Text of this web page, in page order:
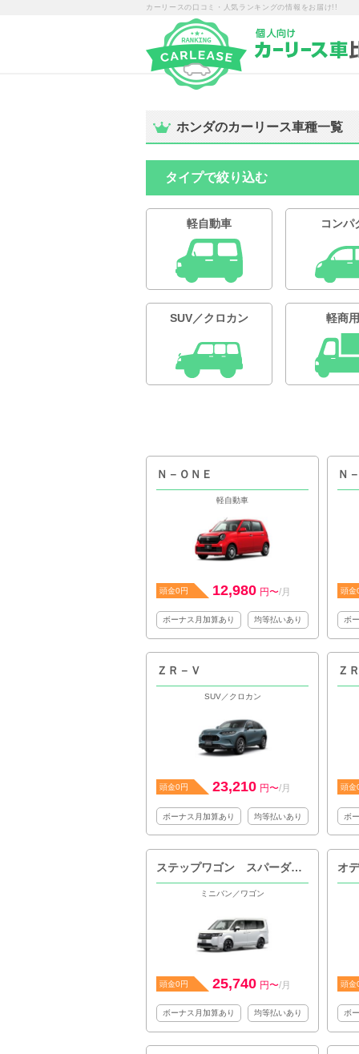
カーリースの口コミ・人気ランキングの情報をお届け!!
ホンダのカーリース車種一覧
タイプで絞り込む
軽自動車 コンパ
SUV／クロカン 軽商
Ｎ－ＯＮＥ
軽自動車
頭金0円 12,980 円〜/月
ボーナス月加算あり 均等払いあり
Ｎ
頭金
ボ
ＺＲ－Ｖ
SUV／クロカン
頭金0円 23,210 円〜/月
ボーナス月加算あり 均等払いあり
Ｚ
頭金
ボ
ステップワゴン スパーダ ハイブリッド
ミニバン／ワゴン
頭金0円 25,740 円〜/月
ボーナス月加算あり 均等払いあり
オ
頭金
ボ